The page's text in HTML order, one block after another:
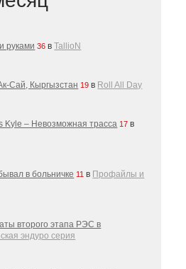
руками 36 вTallioN
Cай, Кыргызстан 19 в Roll All Day
Kyle – Невозможная трасса 17 в
в больничке 11 в Профайлы и
второго этапа РЭС в
эндуро серия